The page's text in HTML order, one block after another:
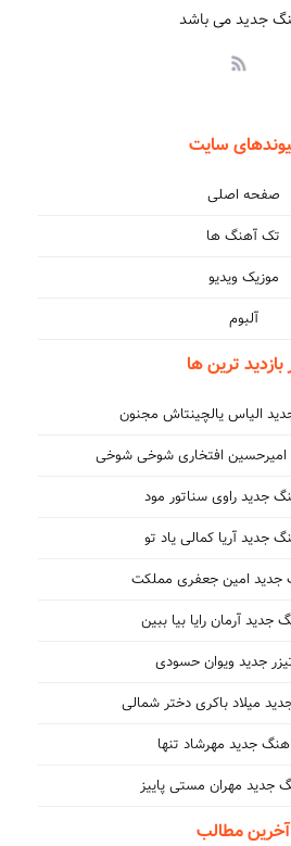
جدید می باشد
سایت
صفحه اصلی
تک آهنگ ها
موزیک ویدیو
آلبوم
بازدید ترین ها
الیاس یالچینتاش مجنون
امیرحسین افتخاری شوخی شوخی
جدید راوی سناتور مود
جدید آریا کمالی یاد تو
جدید امین جعفری مملکت
جدید آرمان رایا بیا ببین
جدید ویوان حسودی
میلاد باکری دختر شمالی
جدید مهرشاد تنها
جدید مهران مستی پاییز
آخرین مطالب